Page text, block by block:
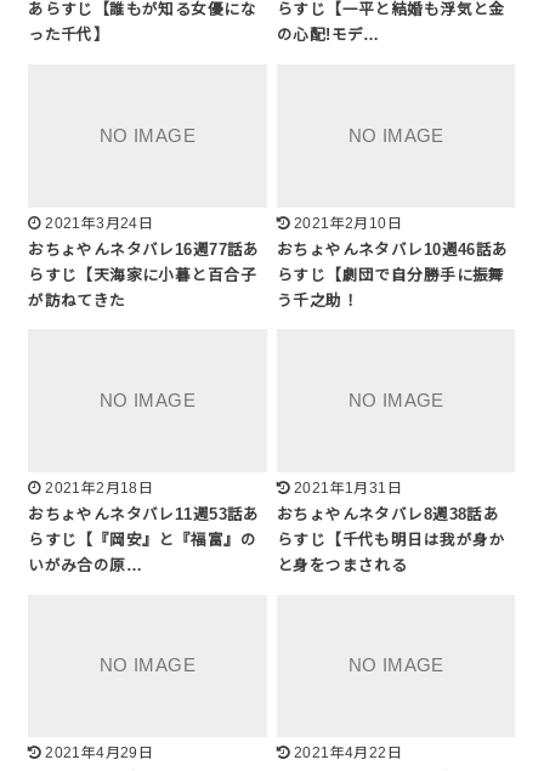
あらすじ【誰もが知る女優にな
った千代】
らすじ【一平と結婚も浮気と金
の心配!モデ…
2021年3月24日
おちょやんネタバレ16週77話あ
らすじ【天海家に小暮と百合子
が訪ねてきた
2021年2月10日
おちょやんネタバレ10週46話あ
らすじ【劇団で自分勝手に振舞
う千之助！
2021年2月18日
おちょやんネタバレ11週53話あ
らすじ【『岡安』と『福富』の
いがみ合の原…
2021年1月31日
おちょやんネタバレ8週38話あ
らすじ【千代も明日は我が身か
と身をつまされる
2021年4月29日 2021年4月22日